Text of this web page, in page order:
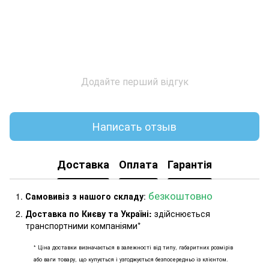
Додайте перший відгук
Написать отзыв
Доставка Оплата Гарантія
Самовивіз з нашого складу: безкоштовно
Доставка по Києву та Україні: здійснюється
транспортними компаніями*
* Ціна доставки визначається в залежності від типу, габаритних розмірів
або ваги товару, що купується і узгоджується безпосередньо із клієнтом.